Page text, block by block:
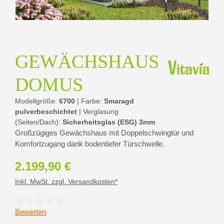
GEWÄCHSHAUS
DOMUS
Modellgröße: 6700 | Farbe: Smaragd
pulverbeschichtet | Verglasung
(Seiten/Dach): Sicherheitsglas (ESG) 3mm
Großzügiges Gewächshaus mit Doppelschwingtür und
Komfortzugang dank bodentiefer Türschwelle.
Regulärer Preis:
2.199,90 €
Inkl. MwSt. zzgl. Versandkosten*
Durchschnittliche Bewertung von 0 von 5 Sternen
Bewerten